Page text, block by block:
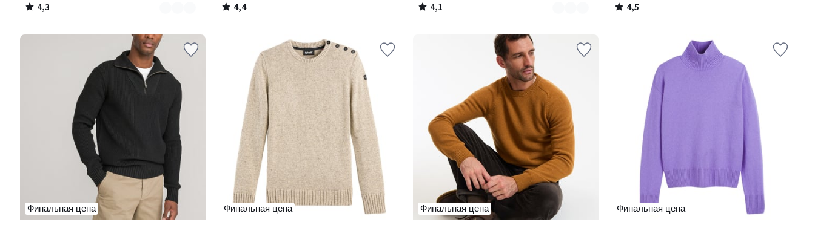
4,3
/
4,4
/
4,1
/
4,5
/
Финальная цена Финальная цена Финальная цена Финальная цена